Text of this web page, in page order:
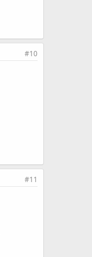
#10
#11